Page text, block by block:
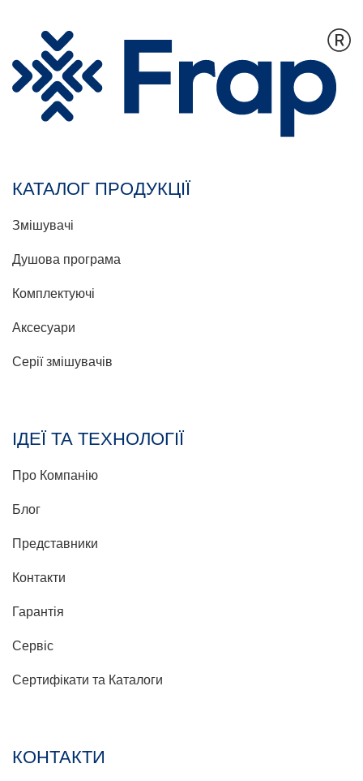
КАТАЛОГ ПРОДУКЦІЇ
Змішувачі
Душова програма
Комплектуючі
Аксесуари
Серії змішувачів
ІДЕЇ ТА ТЕХНОЛОГІЇ
Про Компанію
Блог
Представники
Контакти
Гарантія
Сервіс
Сертифікати та Каталоги
КОНТАКТИ